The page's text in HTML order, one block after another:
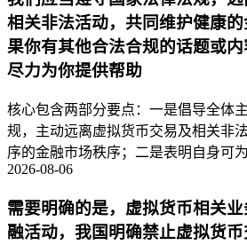
相关非法活动，共同维护健康
果你有其他合法合规的话题或
尽力为你提供帮助
核心包含两部分要点：一是倡导全体
规，主动远离虚拟货币交易及相关非
序的金融市场秩序；二是表明自身可
2026-08-06
需要明确的是，虚拟货币相关
融活动，我国明确禁止虚拟货